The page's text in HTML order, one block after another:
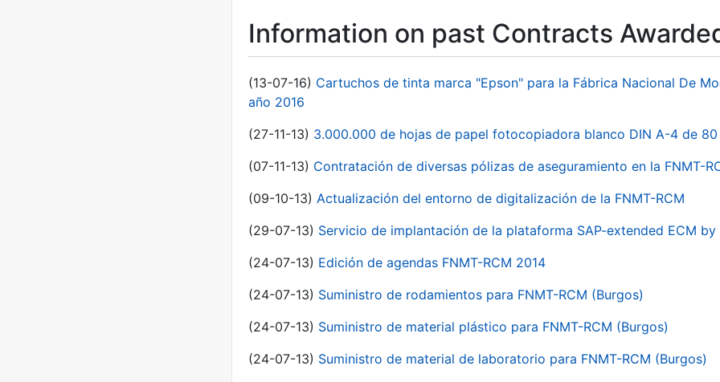
Information on past Contracts
(13-07-16) Cartuchos de tinta marca "Epson" para la Fábrica Nacional De
año 2016
(27-11-13) 3.000.000 de hojas de papel fotocopiadora blanco DIN A-4 de 80
(07-11-13) Contratación de diversas pólizas de aseguramiento en la FNMT-
(09-10-13) Actualización del entorno de digitalización de la FNMT-RCM
(29-07-13) Servicio de implantación de la plataforma SAP-extended ECM by
(24-07-13) Edición de agendas FNMT-RCM 2014
(24-07-13) Suministro de rodamientos para FNMT-RCM (Burgos)
(24-07-13) Suministro de material plástico para FNMT-RCM (Burgos)
(24-07-13) Suministro de material de laboratorio para FNMT-RCM (Burgos)